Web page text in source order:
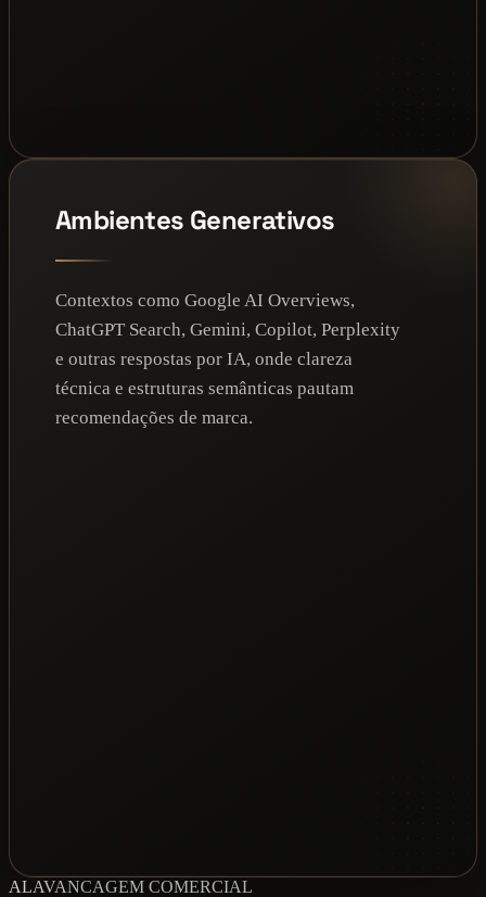
Ambientes Generativos
Contextos como Google AI Overviews,
ChatGPT Search, Gemini, Copilot, Perplexity
e outras respostas por IA, onde clareza
técnica e estruturas semânticas pautam
recomendações de marca.
ALAVANCAGEM COMERCIAL